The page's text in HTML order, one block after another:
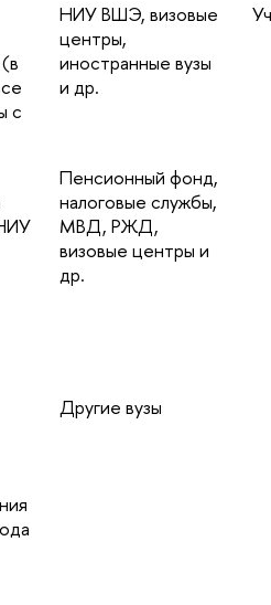
с
НИУ ВШЭ, визовые
центры,
иностранные вузы
и др.
Пенсионный фонд,
налоговые службы,
МВД, РЖД,
визовые центры и
др.
Другие вузы